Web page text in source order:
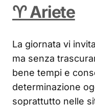
♈ Ariete
La giornata vi
ma senza
bene tempi e
determinazione
soprattutto nelle